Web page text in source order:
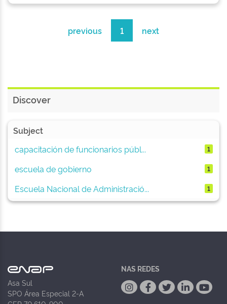
previous 1 next
Discover
Subject
capacitación de funcionarios públ...
1
escuela de gobierno 1
Escuela Nacional de Administració... 1
Asa Sul
SPO Área Especial 2-A
NAS REDES